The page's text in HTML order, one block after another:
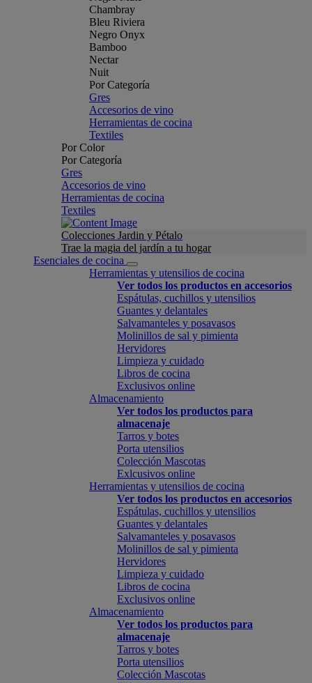
Chambray
Bleu Riviera
Negro Onyx
Bamboo
Nectar
Nuit
Por Categoría
Gres
Accesorios de vino
Herramientas de cocina
Textiles
Por Color
Por Categoría
Gres
Accesorios de vino
Herramientas de cocina
Textiles
Colecciones Jardin y Pétalo
Trae la magia del jardín a tu hogar
Esenciales de cocina
Herramientas y utensilios de cocina
Ver todos los productos en accesorios
Espátulas, cuchillos y utensilios
Guantes y delantales
Salvamanteles y posavasos
Molinillos de sal y pimienta
Hervidores
Limpieza y cuidado
Libros de cocina
Exclusivos online
Almacenamiento
Ver todos los productos para
almacenaje
Tarros y botes
Porta utensilios
Colección Mascotas
Exlcusivos online
Herramientas y utensilios de cocina
Ver todos los productos en accesorios
Espátulas, cuchillos y utensilios
Guantes y delantales
Salvamanteles y posavasos
Molinillos de sal y pimienta
Hervidores
Limpieza y cuidado
Libros de cocina
Exclusivos online
Almacenamiento
Ver todos los productos para
almacenaje
Tarros y botes
Porta utensilios
Colección Mascotas